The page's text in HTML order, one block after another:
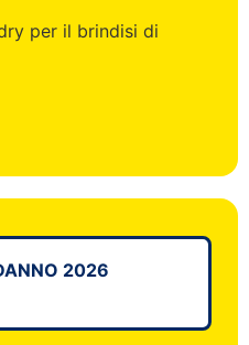
per il brindisi di
2026